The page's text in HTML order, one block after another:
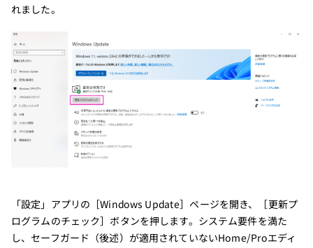
れました。
「設定」アプリの［Windows Update］ページを開き、［更新プ
ログラムのチェック］ボタンを押します。システム要件を満た
し、セーフガード（後述）が適用されていないHome/Proエディ